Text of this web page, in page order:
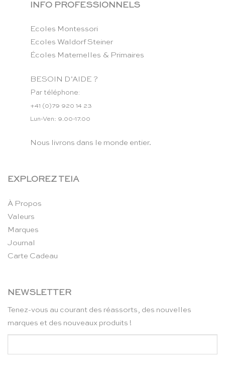
INFO PROFESSIONNELS
Ecoles Montessori
Ecoles Waldorf Steiner
Écoles Maternelles & Primaires
BESOIN D’AIDE ?
Par téléphone:
+41 (0)79 920 14 23
Lun-Ven: 9.00-17.00
Nous livrons dans le monde entier.
EXPLOREZ TEIA
À Propos
Valeurs
Marques
Journal
Carte Cadeau
NEWSLETTER
Tenez-vous au courant des réassorts, des nouvelles
marques et des nouveaux produits !